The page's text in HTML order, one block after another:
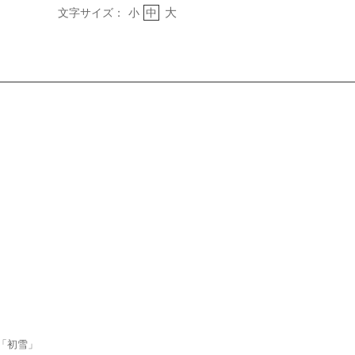
文字サイズ： 小 中 大
初雪」